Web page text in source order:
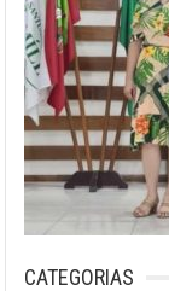
CATEGORIAS